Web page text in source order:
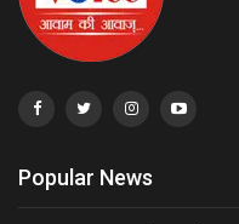
Popular News